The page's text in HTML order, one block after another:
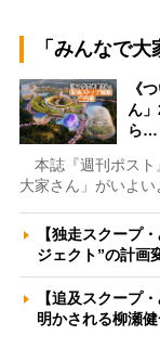
「みんなで
《
ん
ら…
本誌『週刊ポスト
大家さん」がいよ
【独走スクープ
ジェクト”の計画
【追及スクープ
明かされる柳瀬